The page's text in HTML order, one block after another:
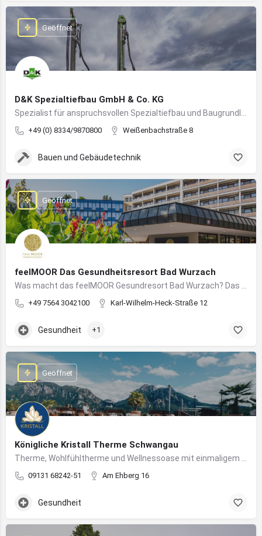
D&K Spezialtiefbau GmbH & Co. KG
+49 (0) 8334/9870800 Weißenbachstraße 8
Geöffnet
Bauen und Gebäudetechnik
feelMOOR Das Gesundheitsresort Bad Wurzach
+49 7564 3042100 Karl-Wilhelm-Heck-Straße 12
Geöffnet
Gesundheit +1
Königliche Kristall Therme Schwangau
09131 68242-51 Am Ehberg 16
Geöffnet
Gesundheit